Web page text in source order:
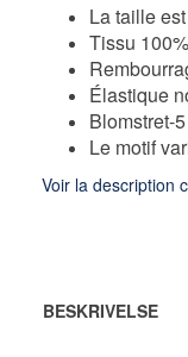
La taille
Tissu
Élastique
Blomstret-5
Le motif
Voir la description
BESKRIVELSE